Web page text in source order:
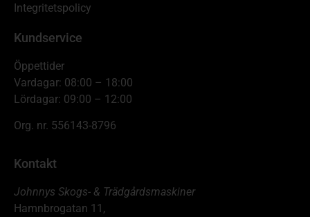
Integritetspolicy
Kundservice
Öppettider
Vardagar: 08:00 – 18:00
Lördagar: 09:00 – 12:00
Org. nr. 556143-8796
Kontakt
Johnnys Skogs- & Trädgårdsmaskiner
Hamnbrogatan 11,